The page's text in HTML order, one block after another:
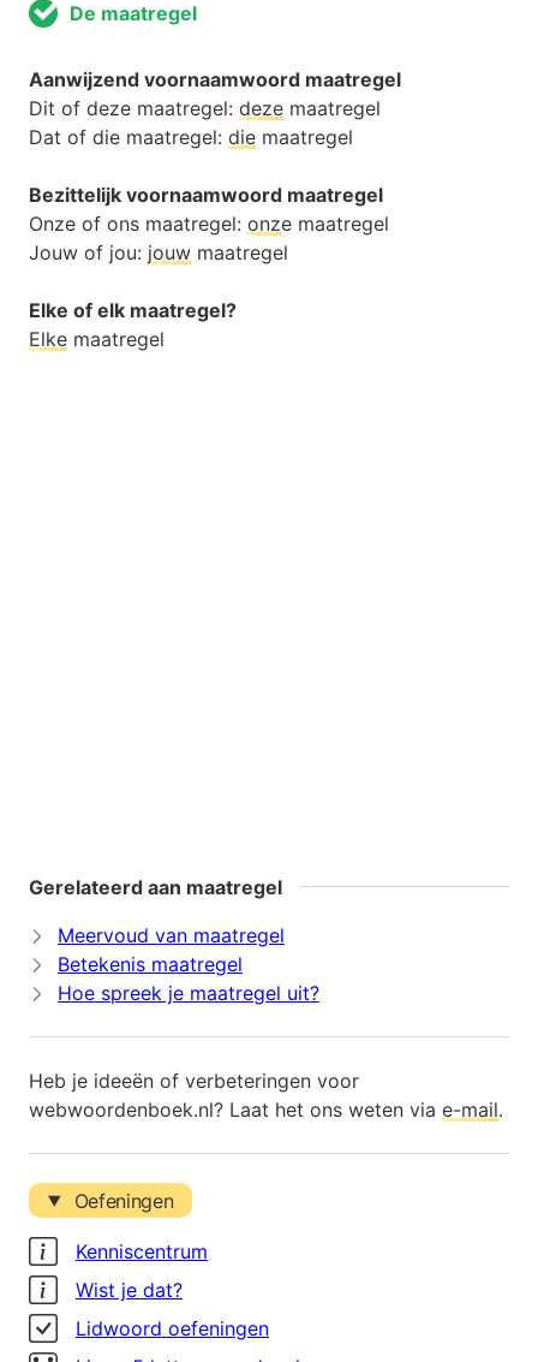
De maatregel
Aanwijzend voornaamwoord maatregel
Dit of deze maatregel: deze maatregel
Dat of die maatregel: die maatregel
Bezittelijk voornaamwoord maatregel
Onze of ons maatregel: onze maatregel
Jouw of jou: jouw maatregel
Elke of elk maatregel?
Elke maatregel
Gerelateerd aan maatregel
Meervoud van maatregel
Betekenis maatregel
Hoe spreek je maatregel uit?
Heb je ideeën of verbeteringen voor
webwoordenboek.nl? Laat het ons weten via e-mail.
Oefeningen
Kenniscentrum
Wist je dat?
Lidwoord oefeningen